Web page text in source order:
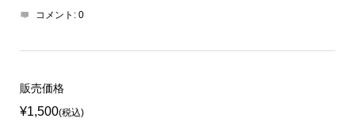
コメント: 0
販売価格
¥1,500(税込)